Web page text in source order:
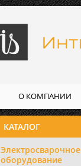
КАТАЛОГ
Электросварочное
оборудование
О КОМПАНИИ